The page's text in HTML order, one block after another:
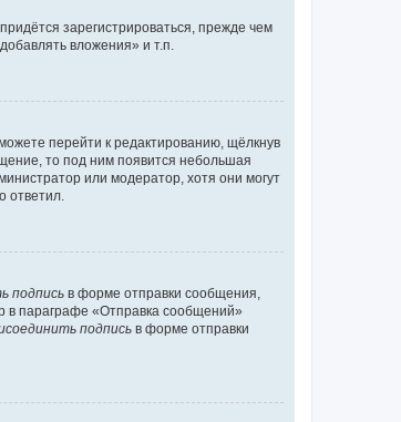
зарегистрироваться, прежде чем
вложения» и т.п.
перейти к редактированию, щёлкнув
то под ним появится небольшая
или модератор, хотя они могут
ответил.
подпись в форме отправки сообщения,
в параграфе «Отправка сообщений»
подпись в форме отправки